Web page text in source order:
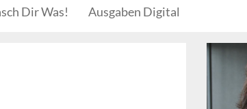
Dir Was! Ausgaben Digital